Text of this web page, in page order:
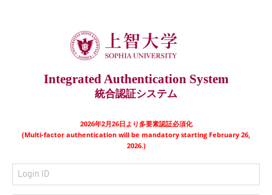
Integrated Authentication System
統合認証システム
2026年2月26日より多要素認証必須化
(Multi-factor authentication will be mandatory starting February 26,
2026.)